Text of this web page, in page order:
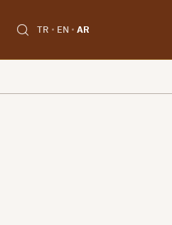
AR
EN
TR